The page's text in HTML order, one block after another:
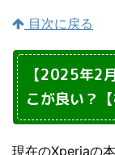
目次に戻る
【2025年2
こが良い？【
現在のXperiaの